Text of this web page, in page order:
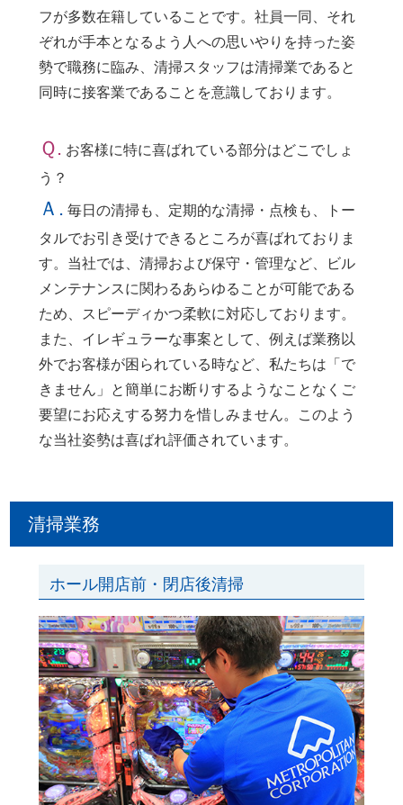
フが多数在籍していることです。社員一同、それ
ぞれが手本となるよう人への思いやりを持った姿
勢で職務に臨み、清掃スタッフは清掃業であると
同時に接客業であることを意識しております。
Ｑ. お客様に特に喜ばれている部分はどこでしょ
う？
Ａ. 毎日の清掃も、定期的な清掃・点検も、トー
タルでお引き受けできるところが喜ばれておりま
す。当社では、清掃および保守・管理など、ビル
メンテナンスに関わるあらゆることが可能である
ため、スピーディかつ柔軟に対応しております。
また、イレギュラーな事案として、例えば業務以
外でお客様が困られている時など、私たちは「で
きません」と簡単にお断りするようなことなくご
要望にお応えする努力を惜しみません。このよう
な当社姿勢は喜ばれ評価されています。
清掃業務
ホール開店前・閉店後清掃